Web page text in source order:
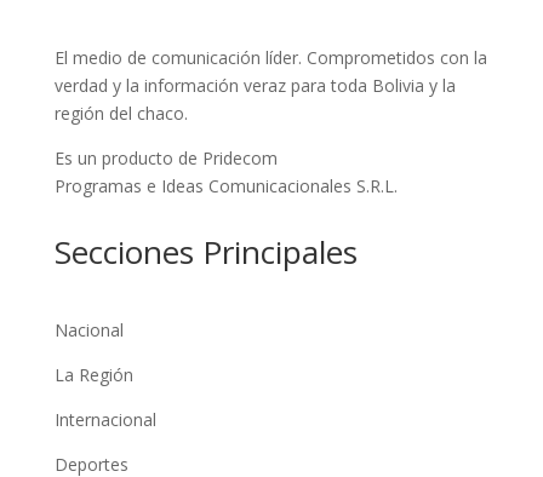
El medio de comunicación líder. Comprometidos con la
verdad y la información veraz para toda Bolivia y la
región del chaco.
Es un producto de Pridecom
Programas e Ideas Comunicacionales S.R.L.
Secciones Principales
Nacional
La Región
Internacional
Deportes